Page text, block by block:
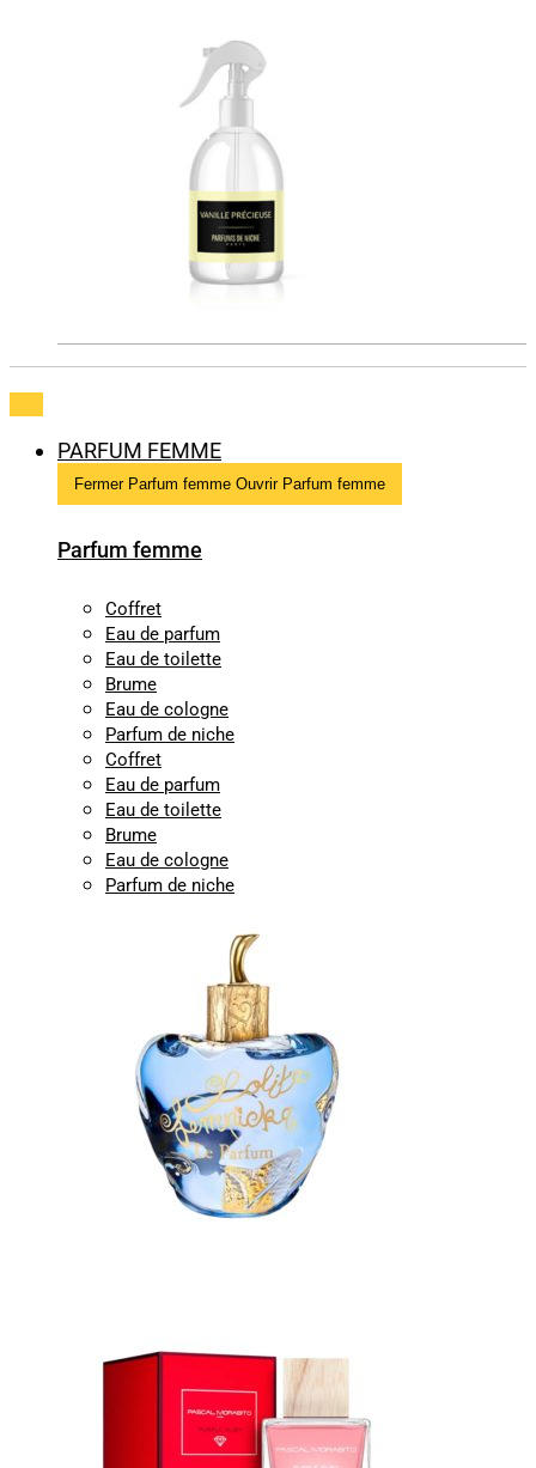
PARFUM FEMME
Fermer Parfum femme Ouvrir Parfum femme
Parfum femme
Coffret
Eau de parfum
Eau de toilette
Brume
Eau de cologne
Parfum de niche
Coffret
Eau de parfum
Eau de toilette
Brume
Eau de cologne
Parfum de niche